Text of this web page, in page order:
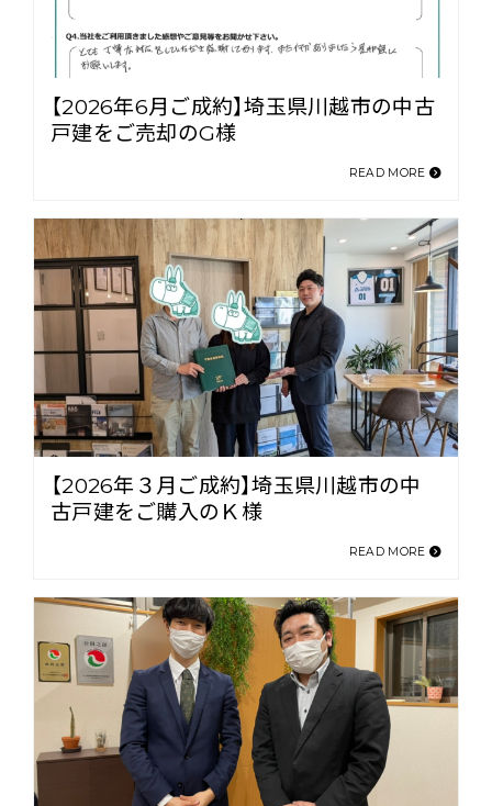
【2026年6月ご成約】埼玉県川越市の中古
戸建をご売却のG様
READ MORE
【2026年３月ご成約】埼玉県川越市の中
古戸建をご購入のＫ様
READ MORE